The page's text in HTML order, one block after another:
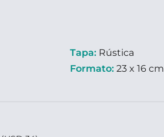
Tapa: Rústica
Formato: 23 x 16 cm